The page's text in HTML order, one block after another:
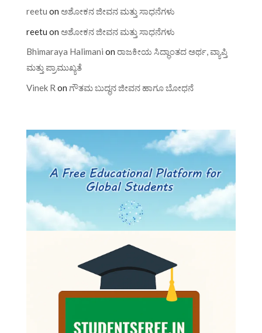
reetu on ಅಶೋಕನ ಜೀವನ ಮತ್ತು ಸಾಧನೆಗಳು
reetu on ಅಶೋಕನ ಜೀವನ ಮತ್ತು ಸಾಧನೆಗಳು
Bhimaraya Halimani on ರಾಜಕೀಯ ಸಿದ್ಧಾಂತದ ಅರ್ಥ, ವ್ಯಾಪ್ತಿ
ಮತ್ತು ಪ್ರಾಮುಖ್ಯತೆ
Vinek R on ಗೌತಮ ಬುದ್ಧನ ಜೀವನ ಹಾಗೂ ಬೋಧನೆ